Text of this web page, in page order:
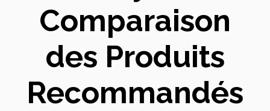
Comparaison
des Produits
Recommandés